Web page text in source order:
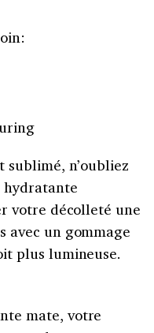
n’oubliez
hydratante
votre décolleté une
avec un gommage
plus lumineuse.
mate, votre